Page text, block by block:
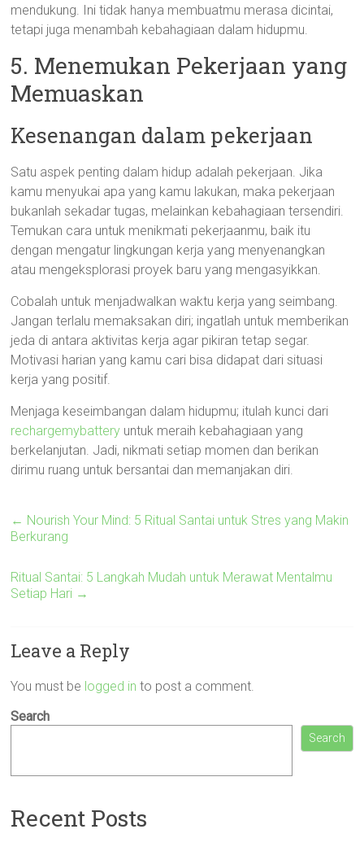
mendukung. Ini tidak hanya membuatmu merasa dicintai,
tetapi juga menambah kebahagiaan dalam hidupmu.
5. Menemukan Pekerjaan yang
Memuaskan
Kesenangan dalam pekerjaan
Satu aspek penting dalam hidup adalah pekerjaan. Jika
kamu menyukai apa yang kamu lakukan, maka pekerjaan
bukanlah sekadar tugas, melainkan kebahagiaan tersendiri.
Temukan cara untuk menikmati pekerjaanmu, baik itu
dengan mengatur lingkungan kerja yang menyenangkan
atau mengeksplorasi proyek baru yang mengasyikkan.
Cobalah untuk menjadwalkan waktu kerja yang seimbang.
Jangan terlalu memaksakan diri; ingatlah untuk memberikan
jeda di antara aktivitas kerja agar pikiran tetap segar.
Motivasi harian yang kamu cari bisa didapat dari situasi
kerja yang positif.
Menjaga keseimbangan dalam hidupmu; itulah kunci dari
rechargemybattery untuk meraih kebahagiaan yang
berkelanjutan. Jadi, nikmati setiap momen dan berikan
dirimu ruang untuk bersantai dan memanjakan diri.
← Nourish Your Mind: 5 Ritual Santai untuk Stres yang Makin
Berkurang
Ritual Santai: 5 Langkah Mudah untuk Merawat Mentalmu
Setiap Hari →
Leave a Reply
You must be logged in to post a comment.
Search
Search
Recent Posts